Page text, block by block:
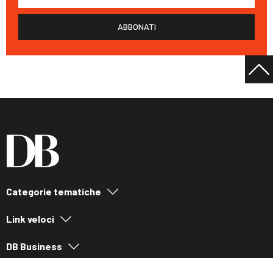
ABBONATI
Categorie tematiche
Link veloci
DB Business